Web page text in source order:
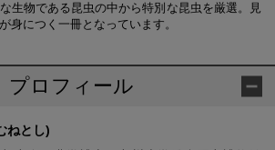
生物である昆虫の中から特別な昆虫を厳選。見
身につく一冊となっています。
プロフィール
ねとし)